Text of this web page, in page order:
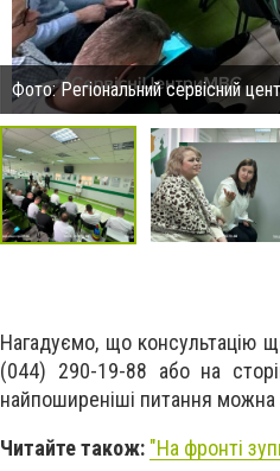
Фото: Регіональний сервісний
Нагадуємо, що консультацію
(044) 290-19-88 або на
найпоширеніші питання можна
Читайте також: "На фронті